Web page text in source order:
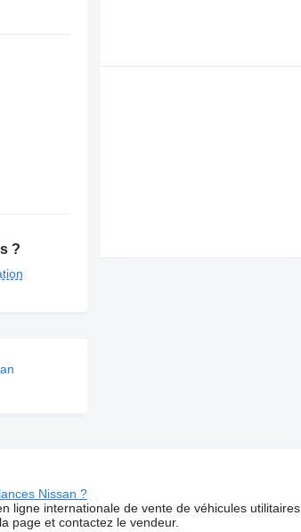
?
Nissan ?
ligne internationale de vente de véhicules
page et contactez le vendeur.